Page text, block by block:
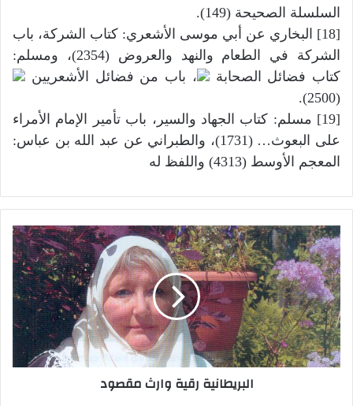
السلسلة الصحيحة (149).
[18] البخاري عن أبي موسى الأشعري: كتاب الشركة، باب
الشركة في الطعام والنهد والعروض (2354)، ومسلم:
كتاب فضائل الصحابة
، باب من فضائل الأشعريين
(2500).
[19] مسلم: كتاب الجهاد والسير، باب تأمير الإمام الأمراء
على البعوث… (1731)، والطبراني عن عبد الله بن عباس:
المعجم الأوسط (4313) واللفظ له
البريطانية رقية وارث مقصود